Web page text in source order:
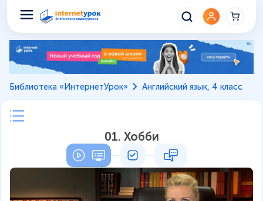
Библиотека «ИнтернетУрок» Английский язык, 4 класс
01. Хобби